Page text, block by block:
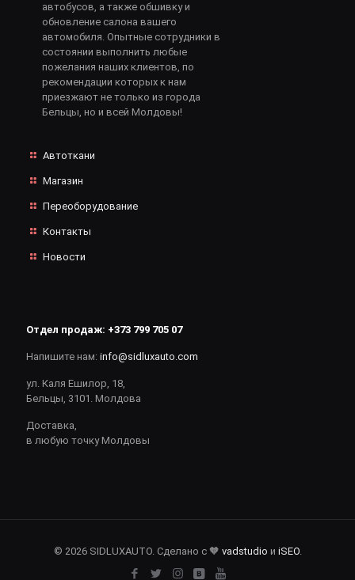
автобусов, а также обшивку и
обновление салона вашего
автомобиля. Опытные сотрудники в
состоянии выполнить любые
пожелания наших клиентов, по
рекомендации которых к нам
приезжают не только из города
Бельцы, но и всей Молдовы!
Автоткани
Магазин
Переоборудование
Контакты
Новости
Отдел продаж: +373 799 705 07
Напишите нам: info@sidluxauto.com
ул. Каля Ешилор, 18,
Бельцы, 3101. Молдова
Доставка,
в любую точку Молдовы
© 2026 SIDLUXAUTO. Сделано с 🧡 vadstudio и iSEO.